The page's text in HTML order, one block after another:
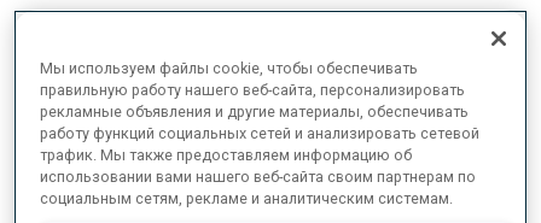
IBU Academy
IBU Academy Strategy 2020-2026
IBU Coaching Framework
IBU Coach Education
Мы используем файлы cookie, чтобы обеспечивать
правильную работу нашего веб-сайта, персонализировать
рекламные объявления и другие материалы, обеспечивать
работу функций социальных сетей и анализировать сетевой
трафик. Мы также предоставляем информацию об
использовании вами нашего веб-сайта своим партнерам по
социальным сетям, рекламе и аналитическим системам.